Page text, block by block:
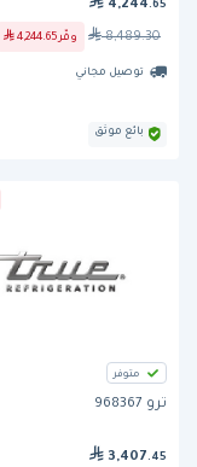
4,244 .65
8,489.30 وفّر 4,244.65
توصيل مجاني
بائع موثق
متوفر
ترو 968367
3,407 .45